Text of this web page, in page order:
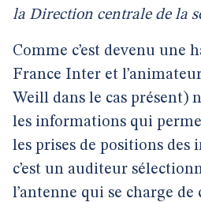
la Direction centrale de la
Comme c’est devenu une
France Inter et
Weill dans le cas présent)
les informations qui
les prises de positions des
c’est un auditeur
l’antenne qui se charge de